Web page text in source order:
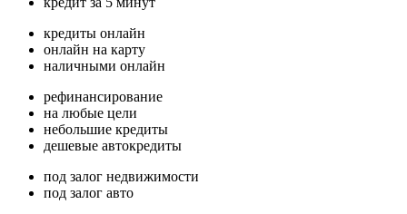
кредиты онлайн
онлайн на карту
наличными онлайн
рефинансирование
на любые цели
небольшие кредиты
дешевые автокредиты
под залог недвижимости
под залог авто